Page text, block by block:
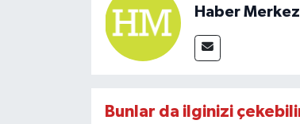
Haber
Bunlar da ilginizi